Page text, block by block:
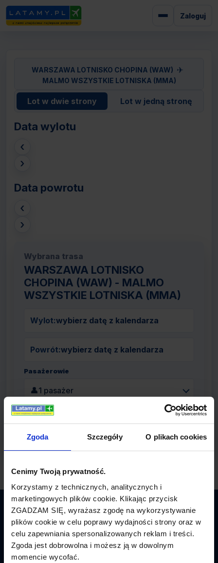
Zgoda Szczegóły O plikach cookies
Cenimy Twoją prywatność.
Korzystamy z technicznych, analitycznych i
marketingowych plików cookie. Klikając przycisk
ZGADZAM SIĘ, wyrażasz zgodę na wykorzystywanie
plików cookie w celu poprawy wydajności strony oraz w
celu zapewniania spersonalizowanych reklam i treści.
Zgoda jest dobrowolna i możesz ją w dowolnym
momencie wycofać.
Zaloguj
WARSZAWA LOTNISKO CHOPINA (WAW) ✈
MALMO WSZYSTKIE LOTNISKA (MMA)
Lot w dwie strony Lot w jedną stronę
Data wylotu
‹
›
Data powrotu
‹
›
Wybrana trasa
WARSZAWA LOTNISKO
CHOPINA (WAW) - MALMO
WSZYSTKIE LOTNISKA (MMA)
Wylot:wybierz datę z kalendarza
Powrót:wybierz datę z kalendarza
Pasażerowie
👤1 pasażer
Latamy.pl
Bilety lotnicze
Promocje